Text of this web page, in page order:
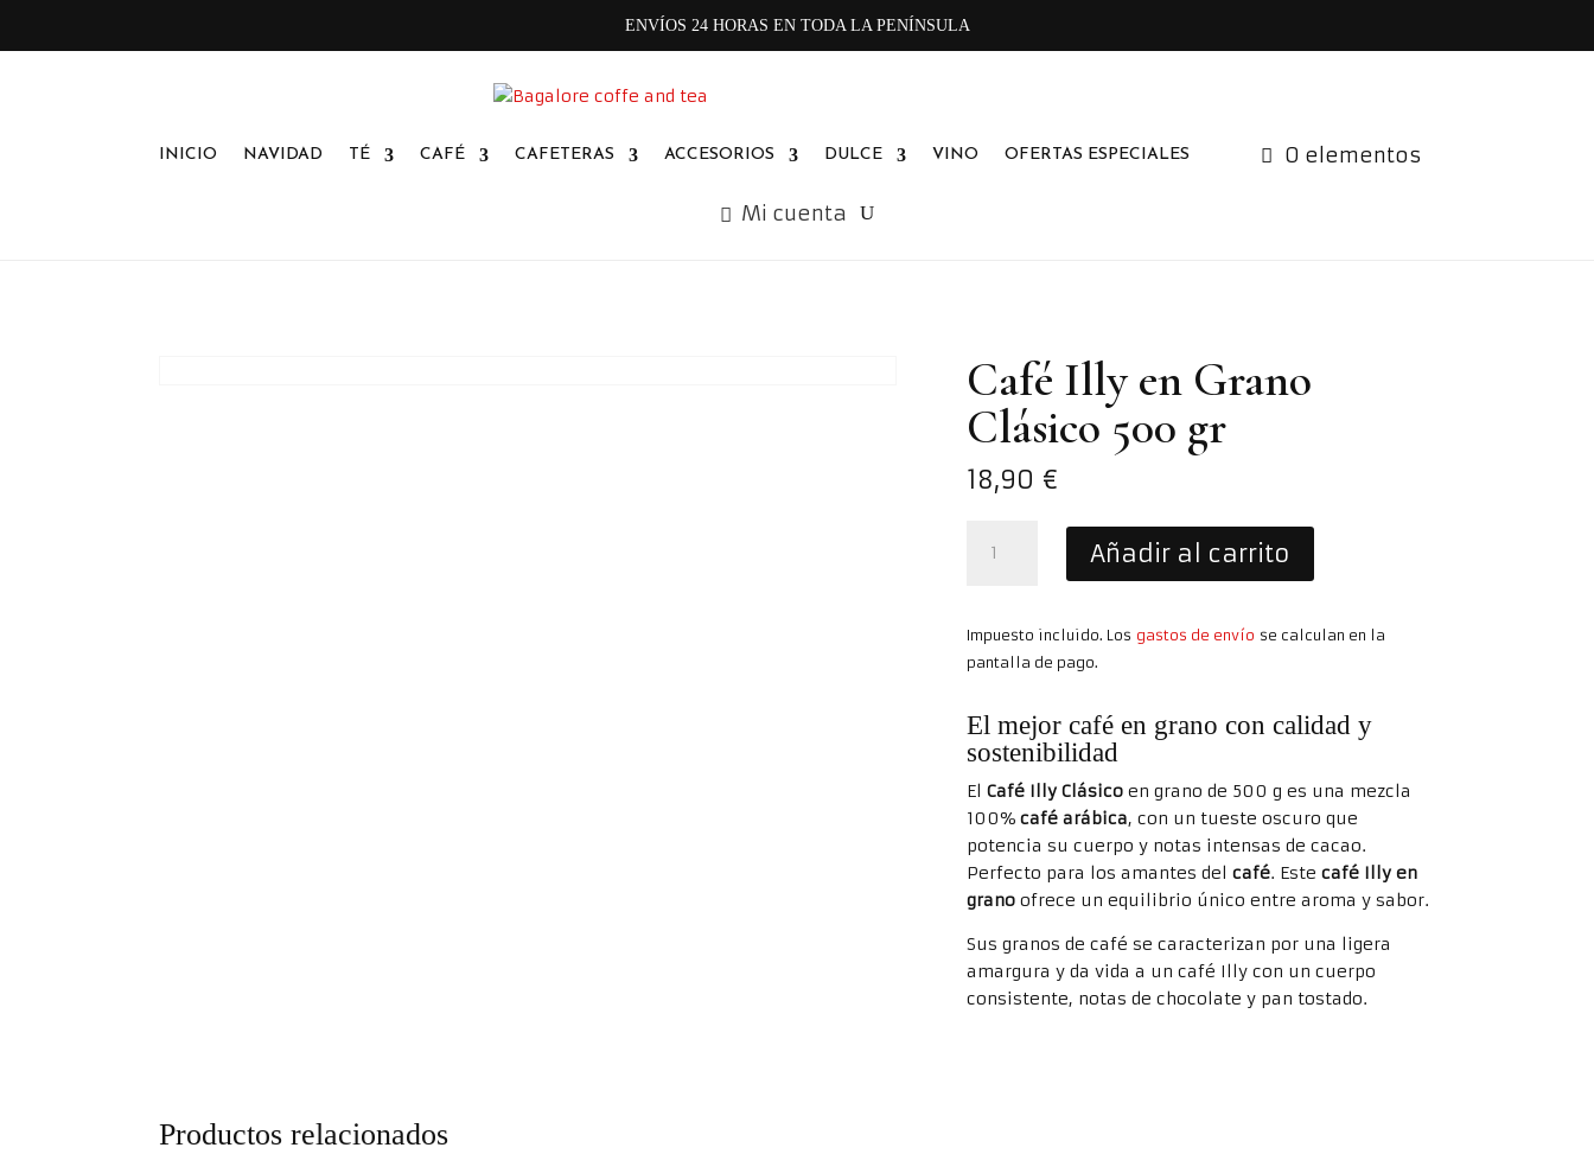
ENVÍOS 24 HORAS EN TODA LA PENÍNSULA
INICIO NAVIDAD TÉ CAFÉ CAFETERAS ACCESORIOS DULCE VINO OFERTAS ESPECIALES 0 elementos
Mi cuenta
Café Illy en Grano
Clásico 500 gr
18,90 €
Clásico
500
cantidad
Añadir al carrito
Impuesto incluido. Los gastos de envío se calculan en la
pantalla de pago.
El mejor café en grano con calidad y
sostenibilidad
El Café Illy Clásicoen grano de 500 g es una mezcla
100% café arábica, con un tueste oscuro que
potencia su cuerpo y notas intensas de cacao.
Perfecto para los amantes del café. Este café Illy en
granoofrece un equilibrio único entre aroma y sabor.
Sus granos de café se caracterizan por una ligera
amargura y da vida a un café Illy con un cuerpo
consistente, notas de chocolate y pan tostado.
Productos relacionados